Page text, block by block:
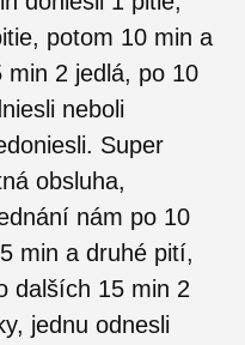
potom 10 min a
2 jedlá, po 10
neboli
Super
obsluha,
nám po 10
min a druhé pití,
dalších 15 min 2
jednu odnesli